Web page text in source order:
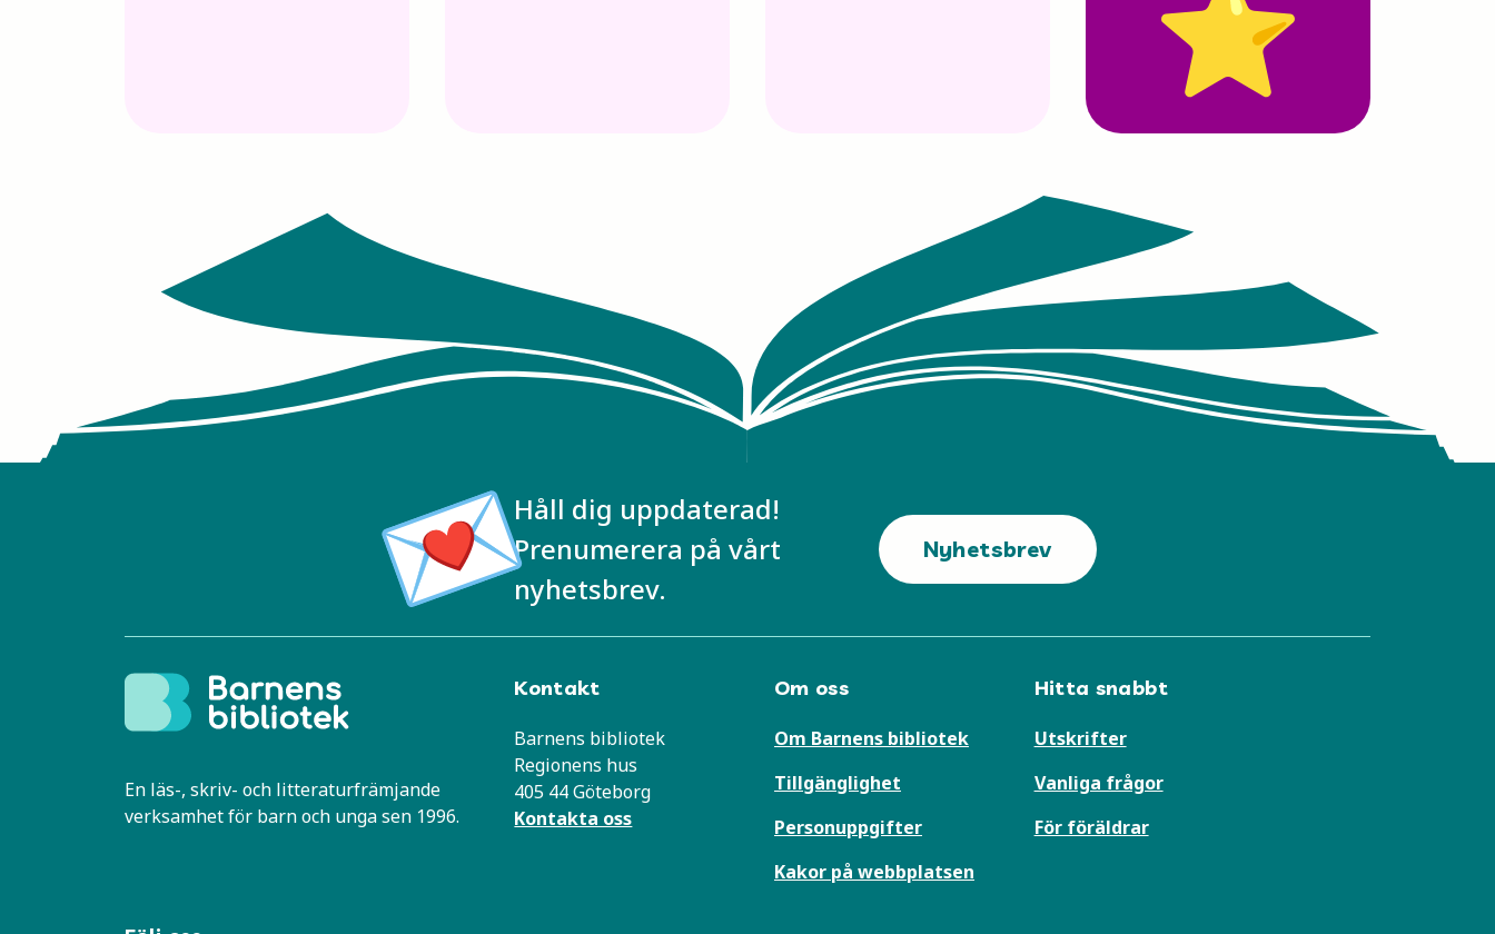
Håll dig uppdaterad!
Prenumerera på vårt
nyhetsbrev.
Nyhetsbrev
En läs-, skriv- och litteraturfrämjande
verksamhet för barn och unga sen 1996.
Kontakt
Barnens bibliotek
Regionens hus
405 44 Göteborg
Kontakta oss
Om oss
Om Barnens bibliotek
Tillgänglighet
Personuppgifter
Kakor på webbplatsen
Hitta snabbt
Utskrifter
Vanliga frågor
För föräldrar